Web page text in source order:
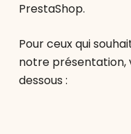
PrestaShop.
Pour ceux qui
notre présentation,
dessous :